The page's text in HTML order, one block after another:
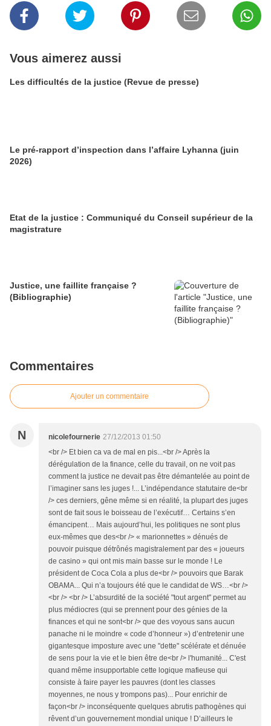
Vous aimerez aussi
Les difficultés de la justice (Revue de presse)
Le pré-rapport d’inspection dans l’affaire Lyhanna (juin
2026)
Etat de la justice : Communiqué du Conseil supérieur de la
magistrature
Justice, une faillite française ?
(Bibliographie)
Commentaires
Ajouter un commentaire
N nicolefournerie 27/12/2013 01:50
<br /> Et bien ca va de mal en pis...<br /> Après la
dérégulation de la finance, celle du travail, on ne voit pas
comment la justice ne devait pas être démantelée au point de
l’imaginer sans les juges !... L’indépendance statutaire de<br
/> ces derniers, gêne même si en réalité, la plupart des juges
sont de fait sous le boisseau de l’exécutif… Certains s’en
émancipent… Mais aujourd’hui, les politiques ne sont plus
eux-mêmes que des<br /> « marionnettes » dénués de
pouvoir puisque détrônés magistralement par des « joueurs
de casino » qui ont mis main basse sur le monde ! Le
président de Coca Cola a plus de<br /> pouvoirs que Barak
OBAMA... Qui n’a toujours été que le candidat de WS…<br />
<br /> <br /> L’absurdité de la société "tout argent" permet au
plus médiocres (qui se prennent pour des génies de la
finances et qui ne sont<br /> que des voyous sans aucun
panache ni le moindre « code d’honneur ») d’entretenir une
gigantesque imposture avec une "dette" scélérate et dénuée
de sens pour la vie et le bien être de<br /> l'humanité... C'est
quand même insupportable cette logique mafieuse qui
consiste à faire payer les pauvres (dont les classes
moyennes, ne nous y trompons pas)... Pour enrichir de
façon<br /> inconséquente quelques abrutis pathogènes qui
rêvent d’un gouvernement mondial unique ! D’ailleurs le